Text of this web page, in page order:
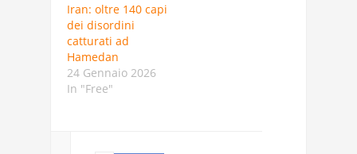
Iran: oltre 140 capi
dei disordini
catturati ad
Hamedan
24 Gennaio 2026
In "Free"